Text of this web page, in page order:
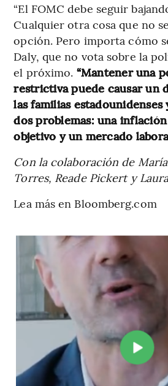
“El FOMC debe seguir
Cualquier otra cosa que no
opción. Pero importa cómo
Daly, que no vota sobre la
el próximo. “Mantener una
restrictiva puede causar un
las familias estadounidenses
dos problemas: una
objetivo y un mercado
Con la colaboración de
Torres, Reade Pickert y
Lea más en Bloomberg.com